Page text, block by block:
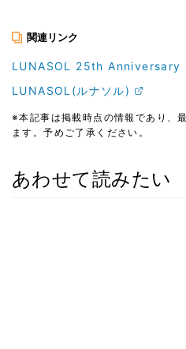
関連リンク
LUNASOL 25th Anniversary
LUNASOL(ルナソル)
※本記事は掲載時点の情報であり、
ます。予めご了承ください。
あわせて読みたい